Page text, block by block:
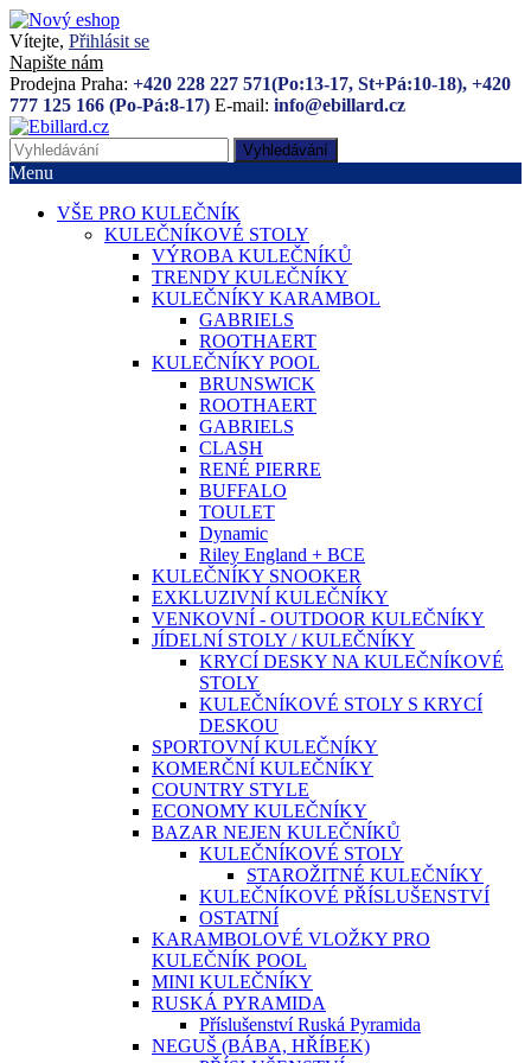
Vítejte, Přihlásit se
Napište nám
Prodejna Praha: +420 228 227 571(Po:13-17, St+Pá:10-18), +420
777 125 166 (Po-Pá:8-17) E-mail: info@ebillard.cz
Vyhledávání
Menu
VŠE PRO KULEČNÍK
KULEČNÍKOVÉ STOLY
VÝROBA KULEČNÍKŮ
TRENDY KULEČNÍKY
KULEČNÍKY KARAMBOL
GABRIELS
ROOTHAERT
KULEČNÍKY POOL
BRUNSWICK
ROOTHAERT
GABRIELS
CLASH
RENÉ PIERRE
BUFFALO
TOULET
Dynamic
Riley England + BCE
KULEČNÍKY SNOOKER
EXKLUZIVNÍ KULEČNÍKY
VENKOVNÍ - OUTDOOR KULEČNÍKY
JÍDELNÍ STOLY / KULEČNÍKY
KRYCÍ DESKY NA KULEČNÍKOVÉ
STOLY
KULEČNÍKOVÉ STOLY S KRYCÍ
DESKOU
SPORTOVNÍ KULEČNÍKY
KOMERČNÍ KULEČNÍKY
COUNTRY STYLE
ECONOMY KULEČNÍKY
BAZAR NEJEN KULEČNÍKŮ
KULEČNÍKOVÉ STOLY
STAROŽITNÉ KULEČNÍKY
KULEČNÍKOVÉ PŘÍSLUŠENSTVÍ
OSTATNÍ
KARAMBOLOVÉ VLOŽKY PRO
KULEČNÍK POOL
MINI KULEČNÍKY
RUSKÁ PYRAMIDA
Příslušenství Ruská Pyramida
NEGUŠ (BÁBA, HŘÍBEK)